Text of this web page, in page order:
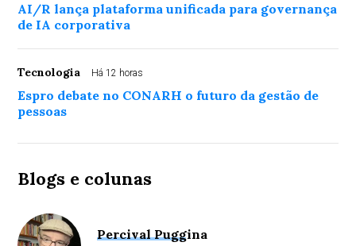
AI/R lança plataforma unificada para governança
de IA corporativa
Tecnologia Há 12 horas
Espro debate no CONARH o futuro da gestão de
pessoas
Blogs e colunas
Percival Puggina